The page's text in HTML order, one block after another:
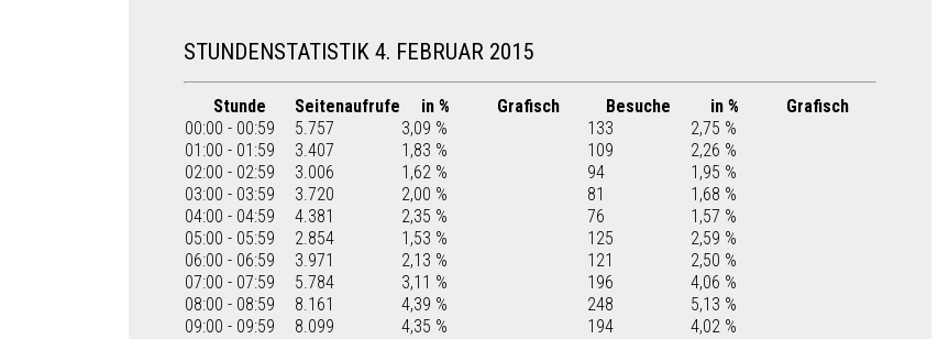
STUNDENSTATISTIK 4. FEBRUAR 2015
Stunde Seitenaufrufe in % Grafisch Besuche in %
Grafisch
00:00 - 00:59
5.757 3,09 % 133
2,75 %
01:00 - 01:59
3.407 1,83 % 109
2,26 %
02:00 - 02:59
3.006 1,62 % 94
1,95 %
03:00 - 03:59
3.720 2,00 % 81
1,68 %
04:00 - 04:59
4.381 2,35 % 76
1,57 %
05:00 - 05:59
2.854 1,53 % 125
2,59 %
06:00 - 06:59
3.971 2,13 % 121
2,50 %
07:00 - 07:59
5.784 3,11 % 196
4,06 %
08:00 - 08:59
8.161 4,39 % 248
5,13 %
09:00 - 09:59
8.099 4,35 % 194
4,02 %